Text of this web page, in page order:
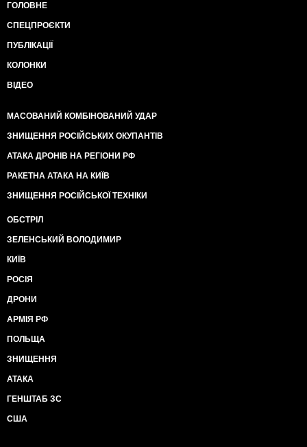
ГОЛОВНЕ
СПЕЦПРОЄКТИ
ПУБЛІКАЦІЇ
КОЛОНКИ
ВІДЕО
МАСОВАНИЙ КОМБІНОВАНИЙ УДАР
ЗНИЩЕННЯ РОСІЙСЬКИХ ОКУПАНТІВ
АТАКА ДРОНІВ НА РЕГІОНИ РФ
РАКЕТНА АТАКА НА КИЇВ
ЗНИЩЕННЯ РОСІЙСЬКОЇ ТЕХНІКИ
ОБСТРІЛ
ЗЕЛЕНСЬКИЙ ВОЛОДИМИР
КИЇВ
РОСІЯ
ДРОНИ
АРМІЯ РФ
ПОЛЬЩА
ЗНИЩЕННЯ
АТАКА
ГЕНШТАБ ЗС
США